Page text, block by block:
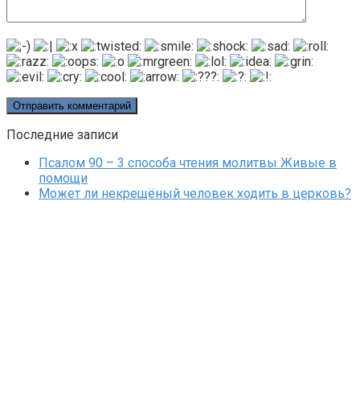
Последние записи
Псалом 90 – 3 способа чтения молитвы Живые в
помощи
Может ли некрещёный человек ходить в церковь?